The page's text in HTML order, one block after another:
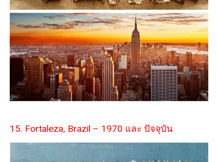
15. Fortaleza, Brazil – 1970 และ ปัจจุบัน